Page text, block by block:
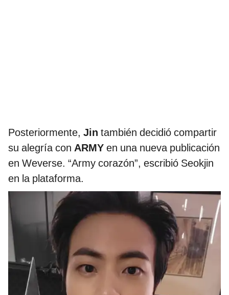
Posteriormente, Jin también decidió compartir
su alegría con ARMY en una nueva publicación
en Weverse. “Army corazón”, escribió Seokjin
en la plataforma.